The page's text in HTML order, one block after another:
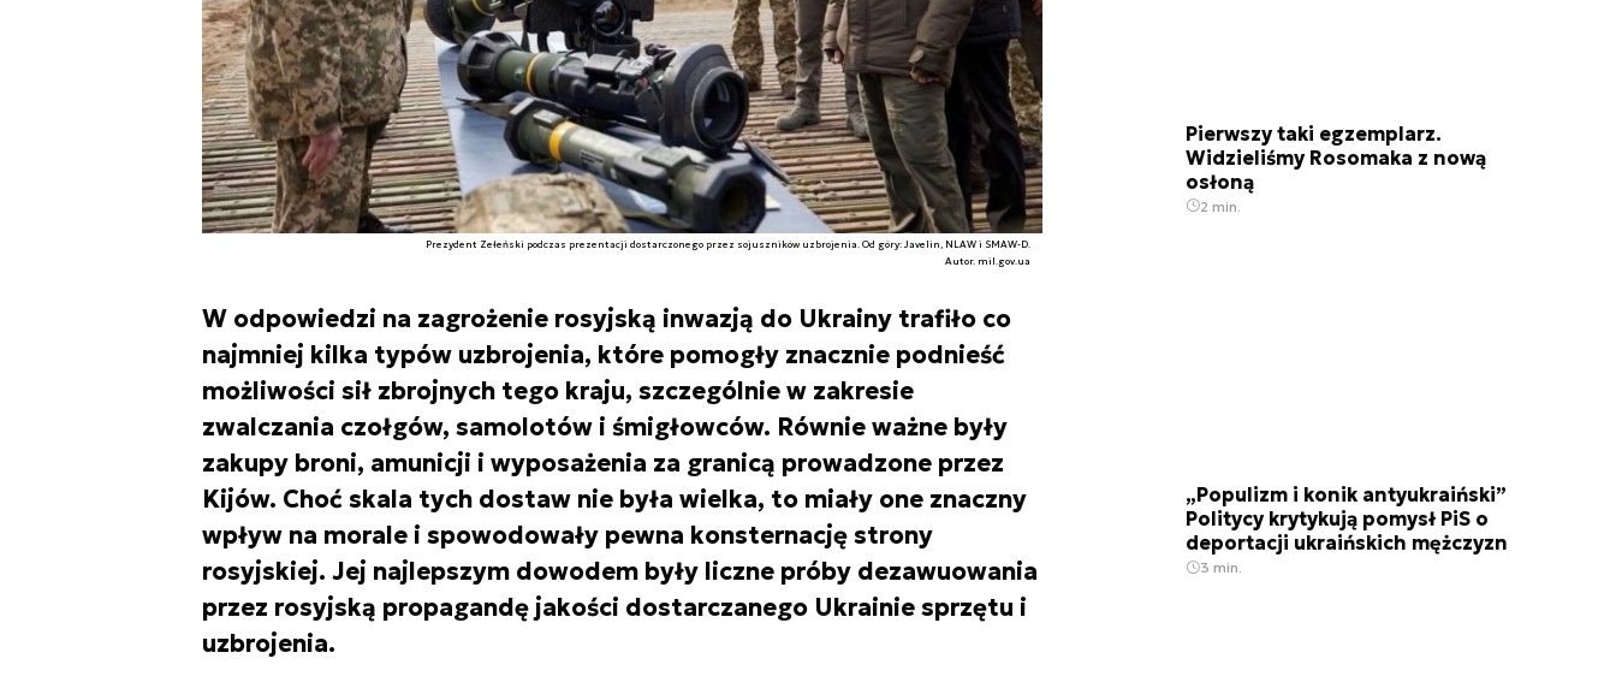
Prezydent Zełeński podczas prezentacji dostarczonego przez sojuszników uzbrojenia. Od góry: Javelin, NLAW i SMAW-D.
Autor. mil.gov.ua
W odpowiedzi na zagrożenie rosyjską inwazją do Ukrainy trafiło co
najmniej kilka typów uzbrojenia, które pomogły znacznie podnieść
możliwości sił zbrojnych tego kraju, szczególnie w zakresie
zwalczania czołgów, samolotów i śmigłowców. Równie ważne były
zakupy broni, amunicji i wyposażenia za granicą prowadzone przez
Kijów. Choć skala tych dostaw nie była wielka, to miały one znaczny
wpływ na morale i spowodowały pewna konsternację strony
rosyjskiej. Jej najlepszym dowodem były liczne próby dezawuowania
przez rosyjską propagandę jakości dostarczanego Ukrainie sprzętu i
uzbrojenia.
Pierwszy taki egzemplarz.
Widzieliśmy Rosomaka z nową
osłoną
2 min.
„Populizm i konik antyukraiński”
Politycy krytykują pomysł PiS o
deportacji ukraińskich mężczyzn
3 min.